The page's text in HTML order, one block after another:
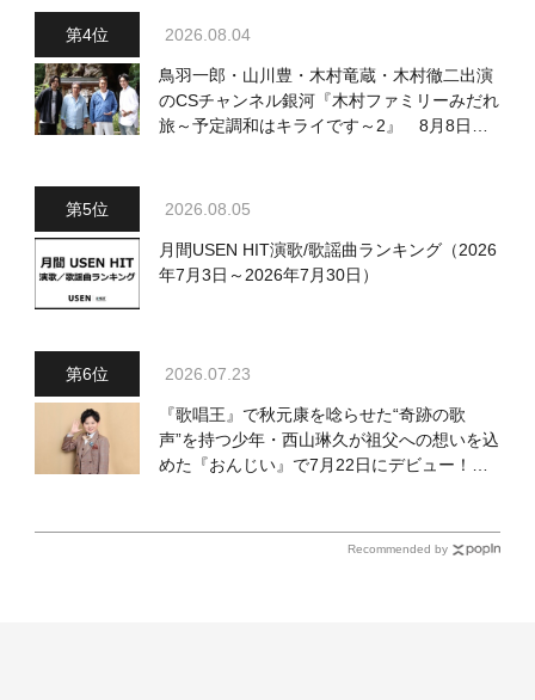
2026.08.04
鳥羽一郎・山川豊・木村竜蔵・木村徹二出演
のCSチャンネル銀河『木村ファミリーみだれ
旅～予定調和はキライです～2』 8月8日
2026.08.05
月間USEN HIT演歌/歌謡曲ランキング（2026
年7月3日～2026年7月30日）
2026.07.23
『歌唱王』で秋元康を唸らせた“奇跡の歌
声”を持つ少年・西山琳久が祖父への想いを込
めた『おんじい』で7月22日にデビュー！
Recommended by